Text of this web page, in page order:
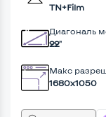
TN+Film
Диагональ
22"
Макс
1680x1050